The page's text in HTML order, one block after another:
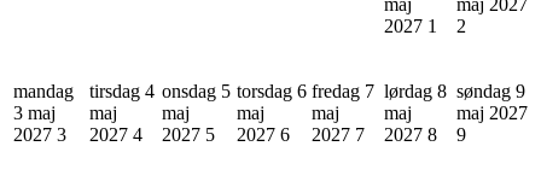
2027 1
2
mandag
3 maj
2027 3
tirsdag 4
maj
2027 4
onsdag 5
maj
2027 5
torsdag 6
maj
2027 6
fredag 7
maj
2027 7
lørdag 8
maj
2027 8
søndag 9
maj 2027
9